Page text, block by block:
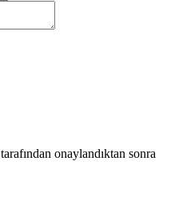
onaylandıktan sonra